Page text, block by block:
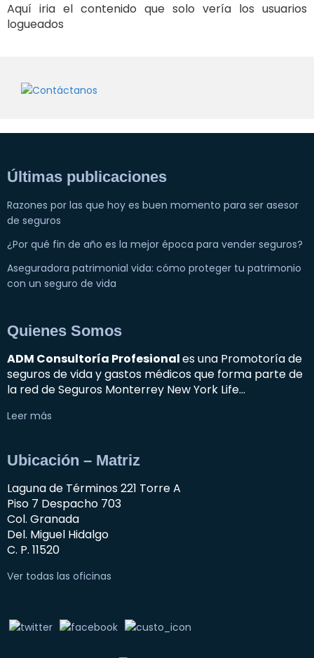
Aquí iria el contenido que solo vería los usuarios
logueados
Últimas publicaciones
Razones por las que hoy es buen momento para ser asesor
de seguros
¿Por qué fin de año es la mejor época para vender seguros?
Aseguradora patrimonial vida: cómo proteger tu patrimonio
con un seguro de vida
Quienes Somos
ADM Consultoría Profesionales una Promotoría de
seguros de vida y gastos médicos que forma parte de
la red de Seguros Monterrey New York Life…
Leer más
Ubicación – Matriz
Laguna de Términos 221 Torre A
Piso 7 Despacho 703
Col. Granada
Del. Miguel Hidalgo
C. P. 11520
Ver todas las oficinas